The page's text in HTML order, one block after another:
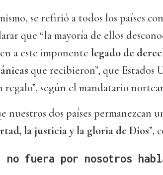
se refirió a todos los países
que “la mayoría de ellos
a este imponente legado de
que recibieron”, que Estados
regalo”, según el mandatario
nuestros dos países permanezcan
la justicia y la gloria de Dios”,
no fuera por nosotros